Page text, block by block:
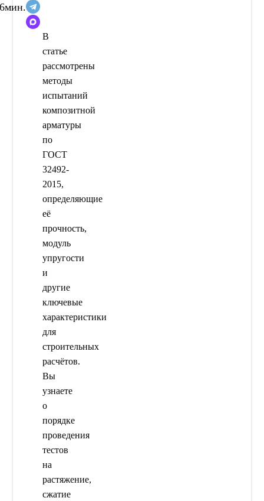
мин.
В
статье
рассмотрены
методы
испытаний
композитной
арматуры
по
ГОСТ
32492-
2015,
определяющие
её
прочность,
модуль
упругости
и
другие
ключевые
характеристики
для
строительных
расчётов.
Вы
узнаете
о
порядке
проведения
тестов
на
растяжение,
сжатие